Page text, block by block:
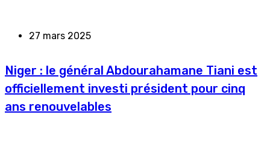
27 mars 2025
Niger : le général Abdourahamane Tiani est
officiellement investi président pour cinq
ans renouvelables